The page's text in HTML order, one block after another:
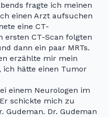
fragte ich meinen
einen Arzt aufsuchen
eine CT-
ersten CT-Scan folgten
dann ein paar MRTs.
erzählte mir mein
ich hätte einen Tumor
einem Neurologen im
schickte mich zu
Gudeman. Dr. Gudeman